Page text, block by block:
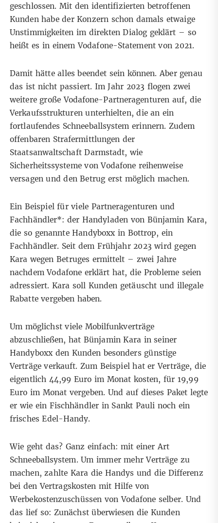
geschlossen. Mit den identifizierten betroffenen
Kunden habe der Konzern schon damals etwaige
Unstimmigkeiten im direkten Dialog geklärt – so
heißt es in einem Vodafone-Statement von 2021.
Damit hätte alles beendet sein können. Aber genau
das ist nicht passiert. Im Jahr 2023 flogen zwei
weitere große Vodafone-Partneragenturen auf, die
Verkaufsstrukturen unterhielten, die an ein
fortlaufendes Schneeballsystem erinnern. Zudem
offenbaren Strafermittlungen der
Staatsanwaltschaft Darmstadt, wie
Sicherheitssysteme von Vodafone reihenweise
versagen und den Betrug erst möglich machen.
Ein Beispiel für viele Partneragenturen und
Fachhändler*: der Handyladen von Bünjamin Kara,
die so genannte Handyboxx in Bottrop, ein
Fachhändler. Seit dem Frühjahr 2023 wird gegen
Kara wegen Betruges ermittelt – zwei Jahre
nachdem Vodafone erklärt hat, die Probleme seien
adressiert. Kara soll Kunden getäuscht und illegale
Rabatte vergeben haben.
Um möglichst viele Mobilfunkverträge
abzuschließen, hat Bünjamin Kara in seiner
Handyboxx den Kunden besonders günstige
Verträge verkauft. Zum Beispiel hat er Verträge, die
eigentlich 44,99 Euro im Monat kosten, für 19,99
Euro im Monat vergeben. Und auf dieses Paket legte
er wie ein Fischhändler in Sankt Pauli noch ein
frisches Edel-Handy.
Wie geht das? Ganz einfach: mit einer Art
Schneeballsystem. Um immer mehr Verträge zu
machen, zahlte Kara die Handys und die Differenz
bei den Vertragskosten mit Hilfe von
Werbekostenzuschüssen von Vodafone selber. Und
das lief so: Zunächst überwiesen die Kunden